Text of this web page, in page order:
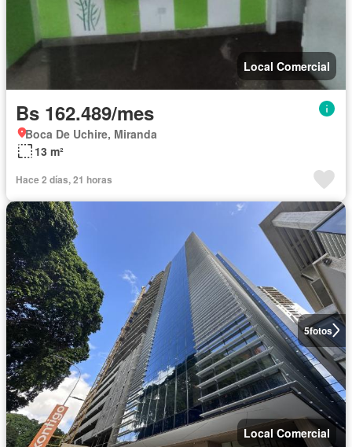
Local Comercial
Bs 162.489/mes
Boca De Uchire, Miranda
13 m²
Hace 2 días, 21 horas
5fotos
Local Comercial